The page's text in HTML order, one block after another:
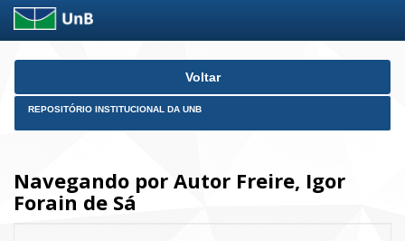
Skip
Voltar
REPOSITÓRIO INSTITUCIONAL DA UNB
Navegando por Autor Freire, Igor
Forain de Sá